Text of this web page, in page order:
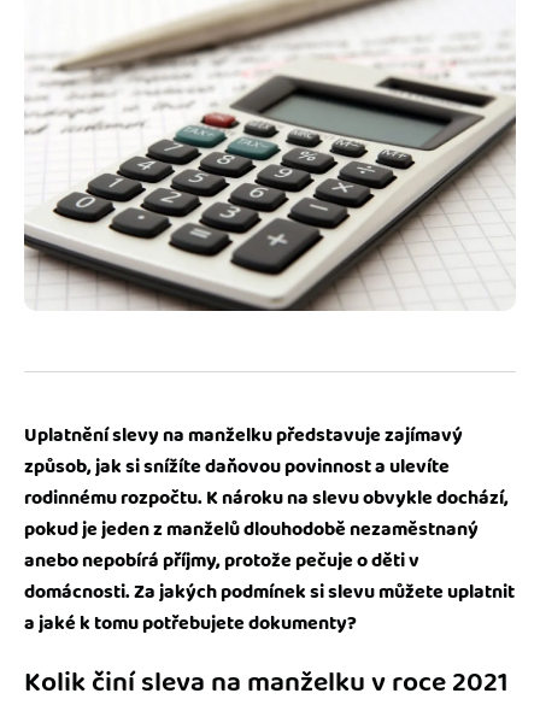
Spřátelené účetní
Katalog doplňků
Jak se vyznat ve fakturaci
Blog
mini akademie
Fakturační poradna
Uplatnění slevy na manželku představuje zajímavý
způsob, jak si snížíte daňovou povinnost a ulevíte
rodinnému rozpočtu. K nároku na slevu obvykle dochází,
pokud je jeden z manželů dlouhodobě nezaměstnaný
anebo nepobírá příjmy, protože pečuje o děti v
domácnosti. Za jakých podmínek si slevu můžete uplatnit
a jaké k tomu potřebujete dokumenty?
Kolik činí sleva na manželku v roce 2021